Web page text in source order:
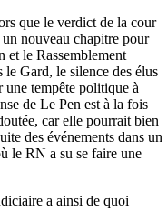
que le verdict de la cour
un nouveau chapitre pour
et le Rassemblement
le Gard, le silence des élus
une tempête politique à
de Le Pen est à la fois
car elle pourrait bien
des événements dans un
le RN a su se faire une
a ainsi de quoi